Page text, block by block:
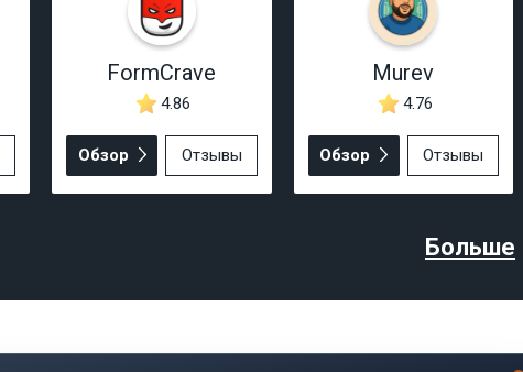
FormCrave
4.86
Обзор Отзывы
Murev
4.76
Обзор Отзывы
Больше